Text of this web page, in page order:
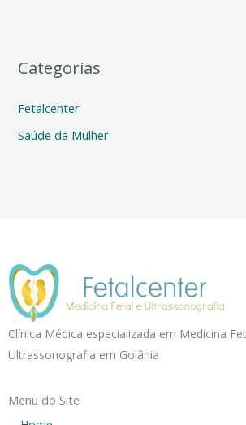
Categorias
Fetalcenter
Saúde da Mulher
Clínica Médica especializada em Medicina
Ultrassonografia em Goiânia
Menu do Site